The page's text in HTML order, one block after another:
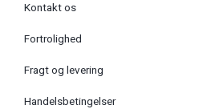
Kontakt os
Fortrolighed
Fragt og levering
Handelsbetingelser